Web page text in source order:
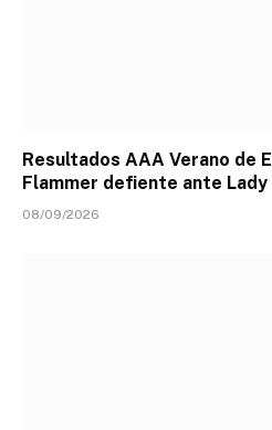
Resultados AAA Verano de
Flammer defiente ante Lady
08/09/2026